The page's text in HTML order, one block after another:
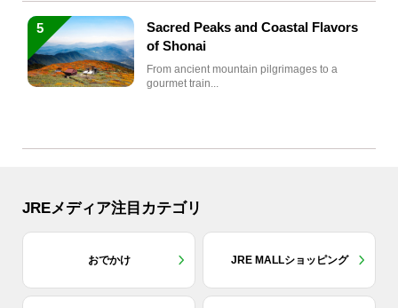
5
Sacred Peaks and Coastal Flavors
of Shonai
From ancient mountain pilgrimages to a
gourmet train...
JREメディア注目カテゴリ
おでかけ JRE MALLショッピング